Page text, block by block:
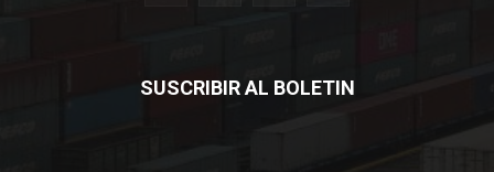
SUSCRIBIR AL BOLETIN